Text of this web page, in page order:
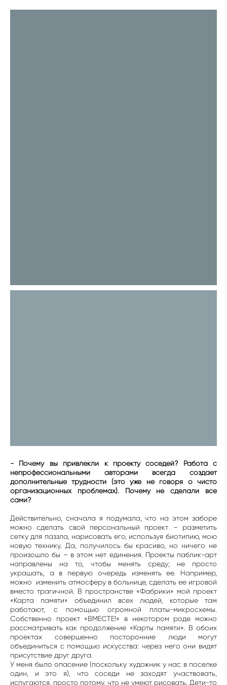
- Почему вы привлекли к проекту соседей? Работа с
непрофессиональными авторами всегда создает
дополнительные трудности (это уже не говоря о чисто
организационных проблемах). Почему не сделали все
сами?
Действительно, сначала я подумала, что на этом заборе
можно сделать свой персональный проект – разметить
сетку для паззла, нарисовать его, используя биотипию, мою
новую технику. Да, получилось бы красиво, но ничего не
произошло бы – в этом нет единения. Проекты паблик-арт
направлены на то, чтобы менять среду; не просто
украшать, а в первую очередь изменять ее. Например,
можно изменить атмосферу в больнице, сделать ее игровой
вместо трагичной. В пространстве «Фабрики» мой проект
«Карта памяти» объединил всех людей, которые там
работают, с помощью огромной платы-микросхемы.
Собственно проект «ВМЕСТЕ!» в некотором роде можно
рассматривать как продолжение «Карты памяти». В обоих
проектах совершенно посторонние люди могут
объединиться с помощью искусства: через него они видят
присутствие друг друга.
У меня было опасение (поскольку художник у нас в поселке
один, и это я), что соседи не заходят участвовать,
испугаются, просто потому, что не умеют рисовать. Дети-то